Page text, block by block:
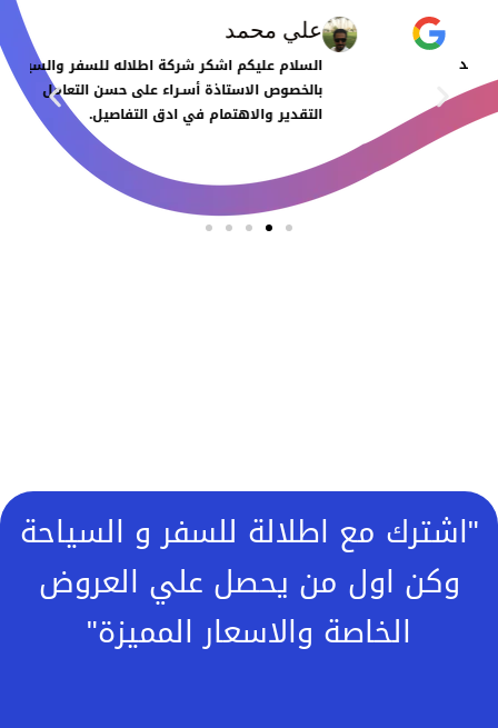
علي محمد
السلام عليكم اشكر شركة اطلاله للسفر والسياحه
بالخصوص الاستاذة أسـراء على حسن التعامل
التقدير والاهتمام في ادق التفاصيل.
"اشترك مع اطلالة للسفر و السياحة
وكن اول من يحصل علي العروض
الخاصة والاسعار المميزة"